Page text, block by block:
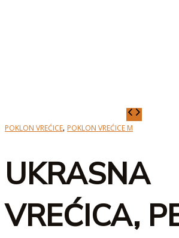
POKLON VREĆICE, POKLON VREĆICE M
UKRASNA
VREĆICA,
VREĆICA,